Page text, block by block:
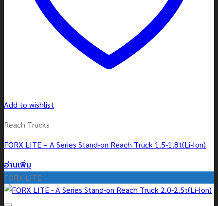
Add to wishlist
Reach Trucks
FORX LITE – A Series Stand-on Reach Truck 1.5-1.8t(Li-Ion)
อ่านเพิ่ม
FORX LITE